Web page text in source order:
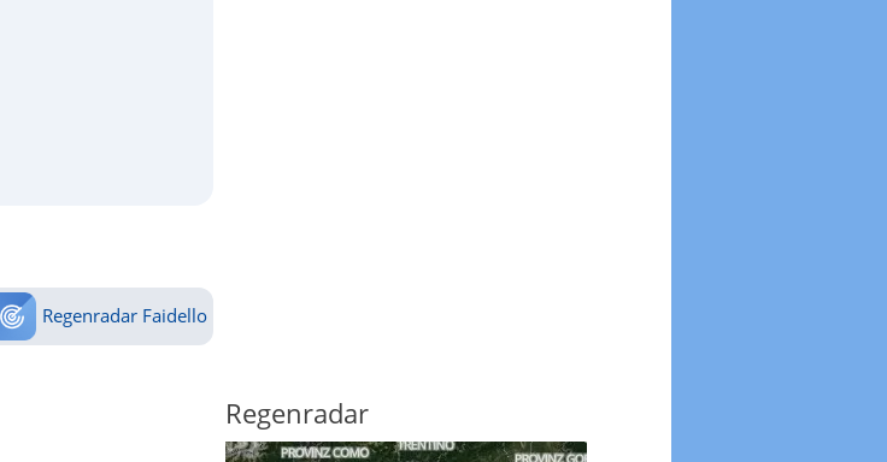
Regenradar Faidello
Regenradar